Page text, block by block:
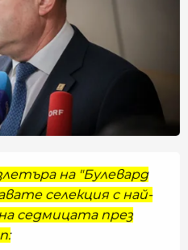
на "Булевард
селекция с най-
седмицата през